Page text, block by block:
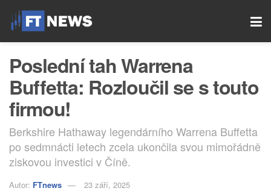
Poslední tah Warrena
Buffetta: Rozloučil se s touto
firmou!
Berkshire Hathaway legendárního Warrena Buffetta
po sedmnácti letech zcela ukončila svou mimořádně
ziskovou investici v Číně.
Autor: FTnews
23 září, 2025